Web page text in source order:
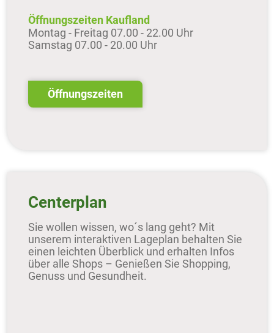
Öffnungszeiten Kaufland
Montag - Freitag 07.00 - 22.00 Uhr
Samstag 07.00 - 20.00 Uhr
Öffnungszeiten
Centerplan
Sie wollen wissen, wo´s lang geht? Mit
unserem interaktiven Lageplan behalten Sie
einen leichten Überblick und erhalten Infos
über alle Shops – Genießen Sie Shopping,
Genuss und Gesundheit.